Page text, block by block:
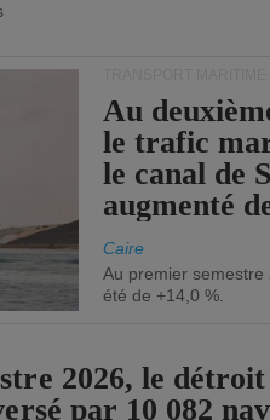
Au
le trafic
le canal de
augmenté
Caire
Au premier
été de +14,0 %.
2026, le
par 10 082